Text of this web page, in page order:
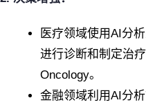
医疗领域使用AI分
进行诊断和制定治
Oncology。
金融领域利用AI分